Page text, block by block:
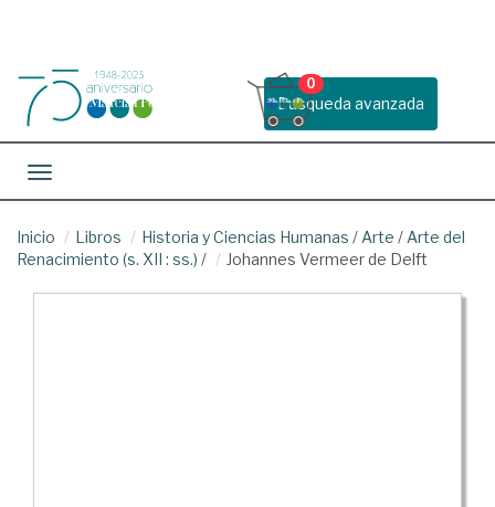
Busqueda avanzada
0
Toggle navigation
Inicio Libros Historia y Ciencias Humanas / Arte / Arte del
Renacimiento (s. XII : ss.) / Johannes Vermeer de Delft